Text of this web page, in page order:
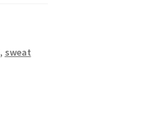
, sweat